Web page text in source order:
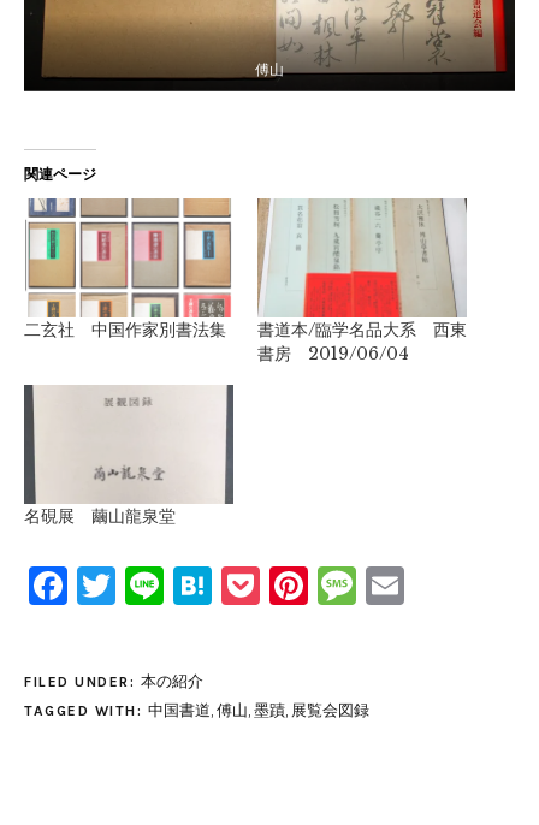
傅山
関連ページ
二玄社 中国作家別書法集
書道本/臨学名品大系 西東
書房 2019/06/04
名硯展 繭山龍泉堂
Facebook
Twitter
LineHatena
Pocket
Pinterest
Message
FILED UNDER: 本の紹介
TAGGED WITH: 中国書道, 傅山, 墨蹟, 展覧会図録